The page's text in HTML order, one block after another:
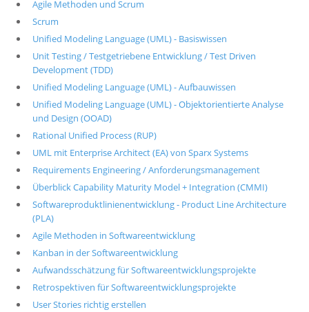
Agile Methoden und Scrum
Scrum
Unified Modeling Language (UML) - Basiswissen
Unit Testing / Testgetriebene Entwicklung / Test Driven
Development (TDD)
Unified Modeling Language (UML) - Aufbauwissen
Unified Modeling Language (UML) - Objektorientierte Analyse
und Design (OOAD)
Rational Unified Process (RUP)
UML mit Enterprise Architect (EA) von Sparx Systems
Requirements Engineering / Anforderungsmanagement
Überblick Capability Maturity Model + Integration (CMMI)
Softwareproduktlinienentwicklung - Product Line Architecture
(PLA)
Agile Methoden in Softwareentwicklung
Kanban in der Softwareentwicklung
Aufwandsschätzung für Softwareentwicklungsprojekte
Retrospektiven für Softwareentwicklungsprojekte
User Stories richtig erstellen